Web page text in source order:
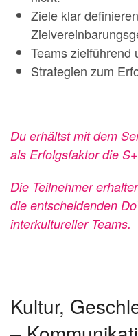
Ziele klar
Teams zielführend
Strategien zum
Du erhältst mit dem
als Erfolgsfaktor die
Die Teilnehmer
die entscheidenden
interkultureller Teams.
Kultur,